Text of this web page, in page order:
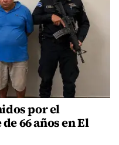
por el
66 años en El